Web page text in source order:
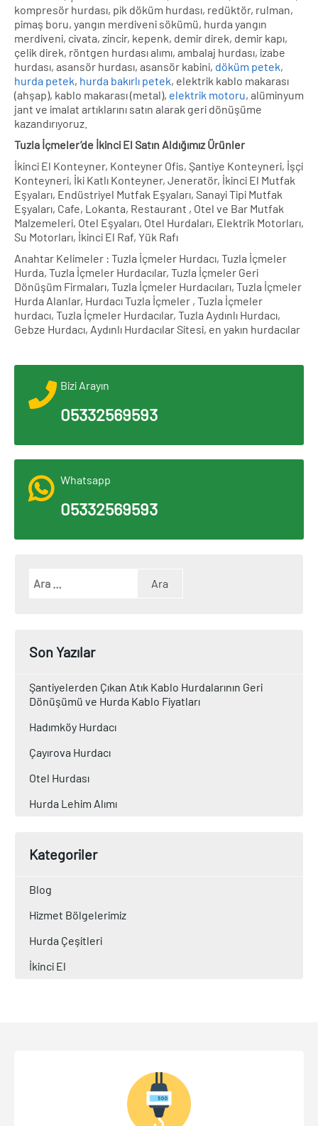
kompresör hurdası, pik döküm hurdası, redüktör, rulman,
pimaş boru, yangın merdiveni sökümü, hurda yangın
merdiveni, civata, zincir, kepenk, demir direk, demir kapı,
çelik direk, röntgen hurdası alımı, ambalaj hurdası, izabe
hurdası, asansör hurdası, asansör kabini, döküm petek,
hurda petek, hurda bakırlı petek, elektrik kablo makarası
(ahşap), kablo makarası (metal), elektrik motoru, alüminyum
jant ve imalat artıklarını satın alarak geri dönüşüme
kazandırıyoruz.
Tuzla İçmeler’de İkinci El Satın Aldığımız Ürünler
İkinci El Konteyner, Konteyner Ofis, Şantiye Konteyneri, İşçi
Konteyneri, İki Katlı Konteyner, Jeneratör, İkinci El Mutfak
Eşyaları, Endüstriyel Mutfak Eşyaları, Sanayi Tipi Mutfak
Eşyaları, Cafe, Lokanta, Restaurant , Otel ve Bar Mutfak
Malzemeleri, Otel Eşyaları, Otel Hurdaları, Elektrik Motorları,
Su Motorları, İkinci El Raf, Yük Rafı
Anahtar Kelimeler : Tuzla İçmeler Hurdacı, Tuzla İçmeler
Hurda, Tuzla İçmeler Hurdacılar, Tuzla İçmeler Geri
Dönüşüm Firmaları, Tuzla İçmeler Hurdacıları, Tuzla İçmeler
Hurda Alanlar, Hurdacı Tuzla İçmeler , Tuzla İçmeler
hurdacı, Tuzla İçmeler Hurdacılar, Tuzla Aydınlı Hurdacı,
Gebze Hurdacı, Aydınlı Hurdacılar Sitesi, en yakın hurdacılar
Bizi Arayın
05332569593
Whatsapp
05332569593
Son Yazılar
Şantiyelerden Çıkan Atık Kablo Hurdalarının Geri
Dönüşümü ve Hurda Kablo Fiyatları
Hadımköy Hurdacı
Çayırova Hurdacı
Otel Hurdası
Hurda Lehim Alımı
Kategoriler
Blog
Hizmet Bölgelerimiz
Hurda Çeşitleri
İkinci El